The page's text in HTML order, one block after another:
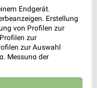
Endgerät.
Erstellung
von Profilen zur
zur
zur Auswahl
Messung der
Entwicklung und
Daten zur Auswahl